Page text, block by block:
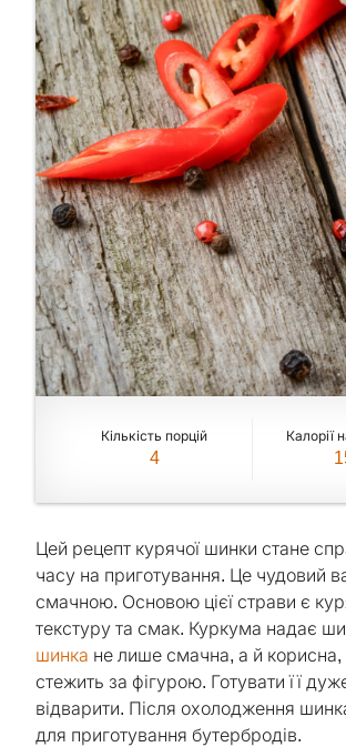
Кількість порцій
4
Калорії
Цей рецепт курячої шинки стане
часу на приготування. Це чудовий
смачною. Основою цієї страви є
текстуру та смак. Куркума надає
шинка не лише смачна, а й корисна,
стежить за фігурою. Готувати її
відварити. Після охолодження
для приготування бутербродів.